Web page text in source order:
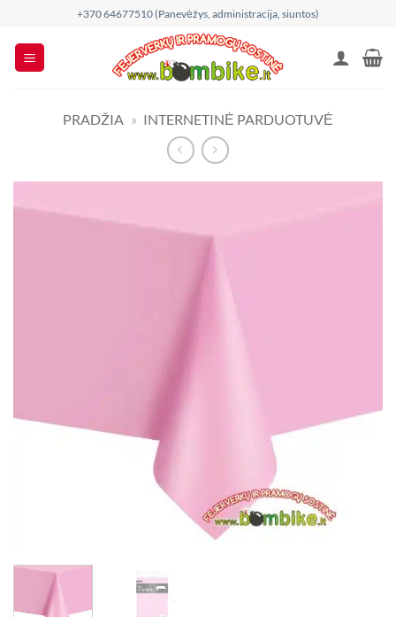
content
+370 64677510 (Panevėžys, administracija, siuntos)
PRADŽIA » INTERNETINĖ PARDUOTUVĖ